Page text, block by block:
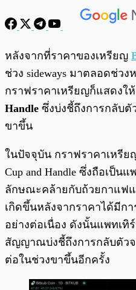
พร้อมเล่น
หลังจากที่ราคาของเหรียญ
ช่วง sideways มาตลอดช่ว
กราฟราคาเหรียญก็แสดงใ
Handle ซึ่งบ่งชี้ถึงการกลับตั
ขาขึ้น
ในปัจจุบัน กราฟราคาเหรีย
Cup and Handle ซึ่งถือเป็น
ลักษณะคล้ายกับถ้วยกาแฟ
เกิดขึ้นหลังจากราคาได้มีก
อย่างต่อเนื่อง ดังนั้นแพทเทิร์
สัญญาณบ่งชี้ถึงการกลับตัว
ต่อในช่วงขาขึ้นอีกครั้ง